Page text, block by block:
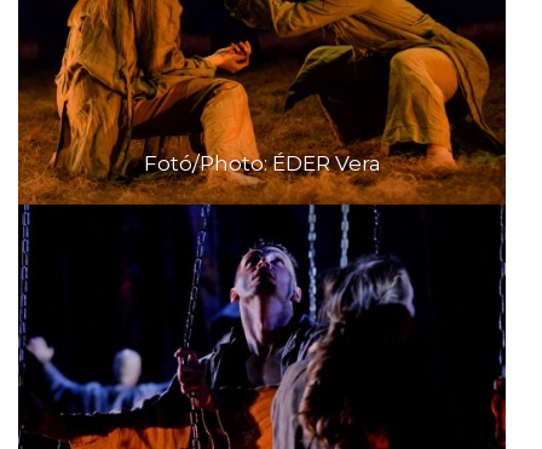
Fotó/Photo: ÉDER Vera